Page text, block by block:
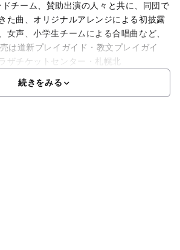
チーム、賛助出演の人々と共に、同団で
た曲、オリジナルアレンジによる初披露
女声、小学生チームによる合唱曲など、
は道新プレイガイド・教文プレイガイ
ザチケットセンター・札幌北
続きをみる